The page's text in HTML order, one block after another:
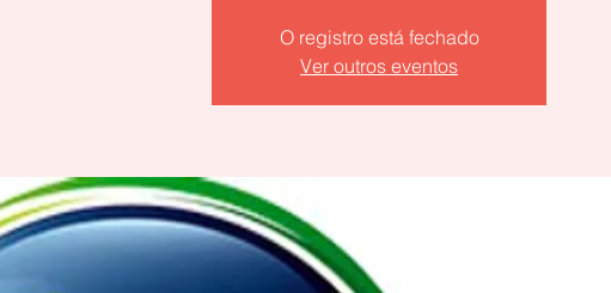
O registro está fechado
Ver outros eventos